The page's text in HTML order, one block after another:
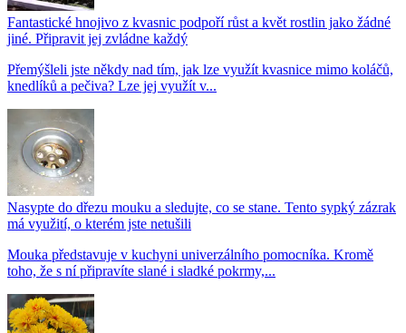
Fantastické hnojivo z kvasnic podpoří růst a květ rostlin jako žádné
jiné. Připravit jej zvládne každý
Přemýšleli jste někdy nad tím, jak lze využít kvasnice mimo koláčů,
knedlíků a pečiva? Lze jej využít v...
Nasypte do dřezu mouku a sledujte, co se stane. Tento sypký zázrak
má využití, o kterém jste netušili
Mouka představuje v kuchyni univerzálního pomocníka. Kromě
toho, že s ní připravíte slané i sladké pokrmy,...